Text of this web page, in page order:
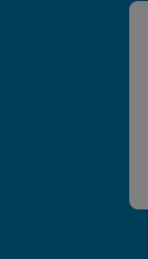
Départ à
Assurance
Allianz en